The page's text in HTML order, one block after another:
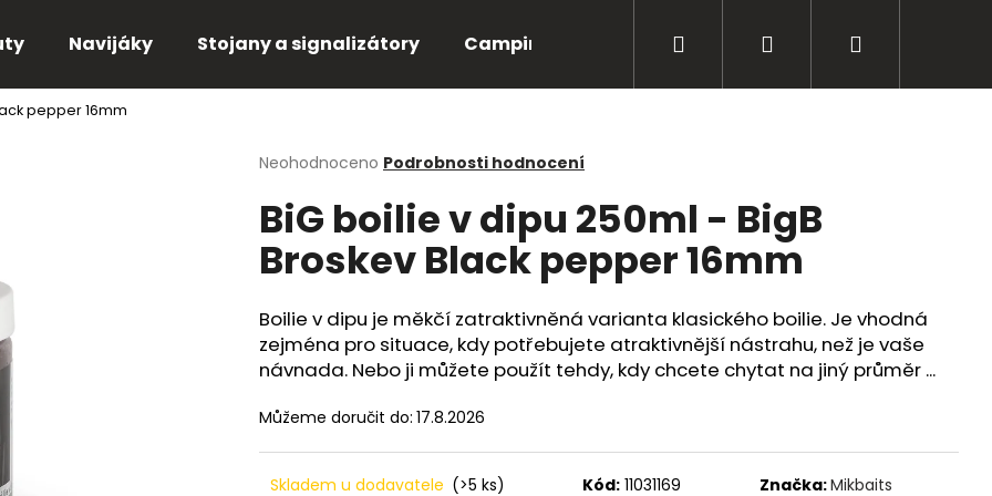
Navijáky Stojany a signalizátory Camping Bižuterie Péče o úlovky
Přihlášení
pepper 16mm
Průměrné
produktu
je
0,0
hvězdiček.
Neohodnoceno Podrobnosti hodnocení
BiG boilie v dipu 250ml - BigB
Broskev Black pepper 16mm
Boilie v dipu je měkčí zatraktivněná varianta klasického boilie. Je vhodná
zejména pro situace, kdy potřebujete atraktivnější nástrahu, než je vaše
návnada. Nebo ji můžete použít tehdy, kdy chcete chytat na jiný průměr ...
Můžeme doručit do: 17.8.2026
Skladem u dodavatele (>5 ks) Kód: 11031169 Značka:Mikbaits
Co potřebujete najít?
HLEDAT